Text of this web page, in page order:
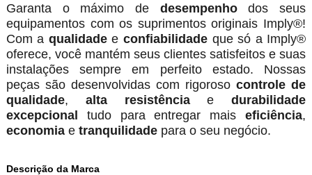
Garanta o máximo de desempenhodos seus
equipamentos com os suprimentos originais Imply®!
Com a qualidadeeconfiabilidade que só a Imply®
oferece, você mantém seus clientes satisfeitos e suas
instalações sempre em perfeito estado. Nossas
peças são desenvolvidas com rigorosocontrole de
qualidade, alta resistênciaedurabilidade
excepcional tudo para entregar maiseficiência,
economiae tranquilidadepara o seu negócio.
Descrição da Marca